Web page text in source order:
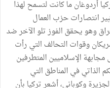
أردوغانماكانت لتسمح لهذا
انتصاراتحزب العمال
وهويحقق الفوزتلوالآخرضد
وقوات التحالف التي رأت
مجابهة الإسلاميين المتطرفين
الذاتيفي المناطق التي
وكوباني،أشعرتركيا بأن